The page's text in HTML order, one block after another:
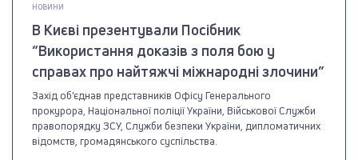
НОВИНИ
В Києві презентували Посібник
“Використання доказів з поля бою у
справах про найтяжчі міжнародні злочини”
Захід об’єднав представників Офісу Генерального
прокурора, Національної поліції України, Військової Служби
правопорядку ЗСУ, Служби безпеки України, дипломатичних
відомств, громадянського суспільства.